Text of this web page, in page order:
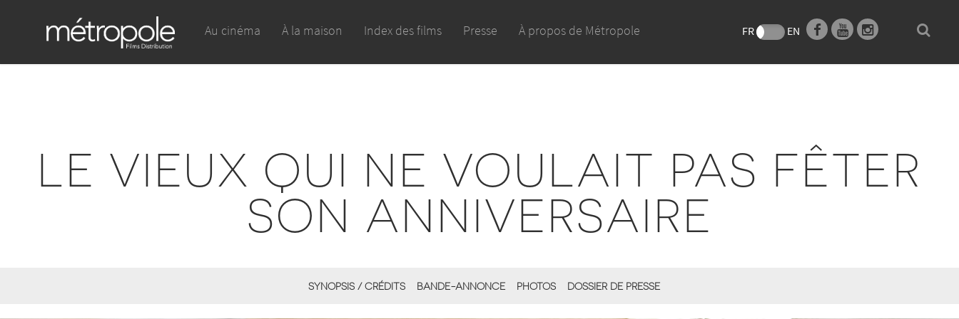
Au cinéma À la maison Index des films Presse À propos de Métropole FR EN
LE VIEUX QUI NE VOULAIT PAS FÊTER
SON ANNIVERSAIRE
SYNOPSIS / CRÉDITS BANDE-ANNONCE PHOTOS DOSSIER DE PRESSE